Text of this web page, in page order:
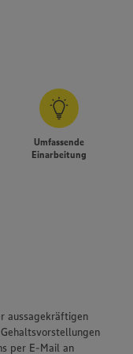
Umfassende
Einarbeitung
aussagekräftigen
per E-Mail an